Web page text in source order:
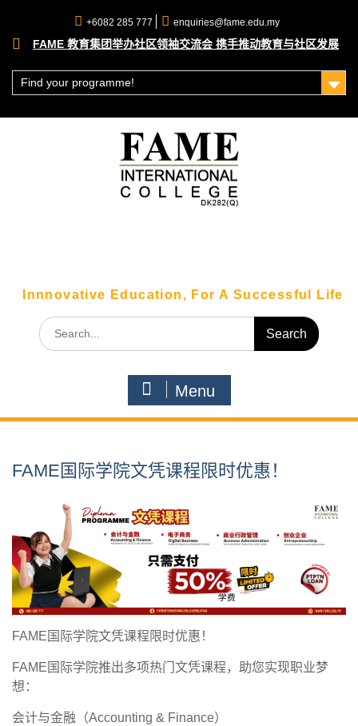
content
+6082 285 777 enquiries@fame.edu.my
FAME 教育集团举办社区领袖交流会 携手推动教育与社区发展
走出课堂！FAME 科技系学生带你直击砂拉越科技巨头 SAINS
总部！
Find your programme!
Innnovative Education, For A Successful Life
Search
for:
Menu
FAME国际学院文凭课程限时优惠！
FAME国际学院文凭课程限时优惠！
FAME国际学院推出多项热门文凭课程，助您实现职业梦
想：
会计与金融（Accounting & Finance）